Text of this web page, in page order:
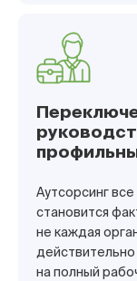
Аутсорсинг
становится
не каждая
на полный